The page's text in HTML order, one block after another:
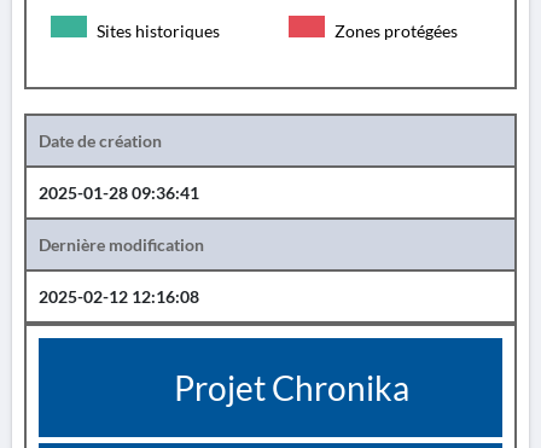
Sites historiques Zones protégées
Date de création
2025-01-28 09:36:41
Dernière modification
2025-02-12 12:16:08
Projet Chronika